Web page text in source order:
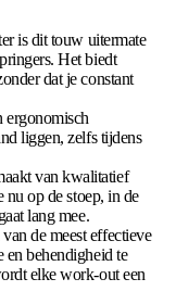
is dit touw uitermate
Het biedt
dat je constant
ergonomisch
liggen, zelfs tijdens
van kwalitatief
nu op de stoep, in de
lang mee.
de meest effectieve
en behendigheid te
elke work-out een